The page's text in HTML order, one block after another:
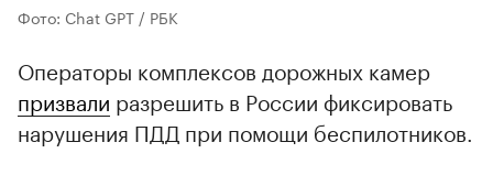
Фото: Chat GPT / РБК
Операторы комплексов дорожных камер
призвали разрешить в России фиксировать
нарушения ПДД при помощи беспилотников.